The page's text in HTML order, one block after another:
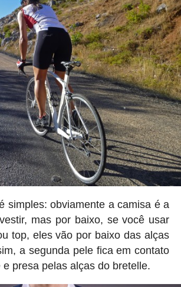
simples: obviamente a camisa é a
mas por baixo, se você usar
top, eles vão por baixo das alças
a segunda pele fica em contato
presa pelas alças do bretelle.